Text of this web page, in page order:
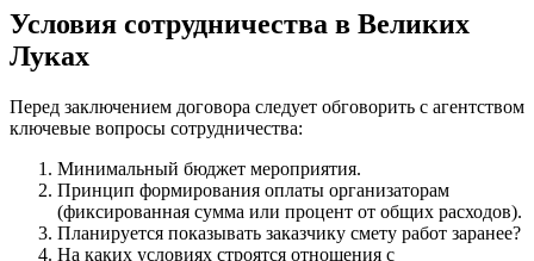
Условия сотрудничества в Великих
Луках
Перед заключением договора следует обговорить с агентством
ключевые вопросы сотрудничества:
Минимальный бюджет мероприятия.
Принцип формирования оплаты организаторам
(фиксированная сумма или процент от общих расходов).
Планируется показывать заказчику смету работ заранее?
На каких условиях строятся отношения с